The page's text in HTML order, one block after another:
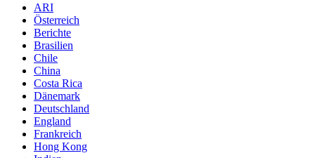
ARI
Österreich
Berichte
Brasilien
Chile
China
Costa Rica
Dänemark
Deutschland
England
Frankreich
Hong Kong